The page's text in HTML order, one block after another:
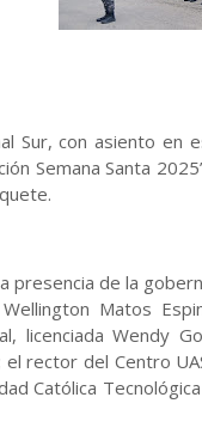
Sur, con asiento
Semana Santa
presencia de la
Wellington Matos
licenciada Wendy
rector del Centro
Católica